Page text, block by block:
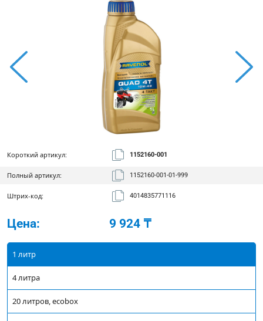
Короткий артикул: 1152160-001
Полный артикул: 1152160-001-01-999
Штрих-код: 4014835771116
Цена: 9 924 ₸
1 литр
4 литра
20 литров, ecobox